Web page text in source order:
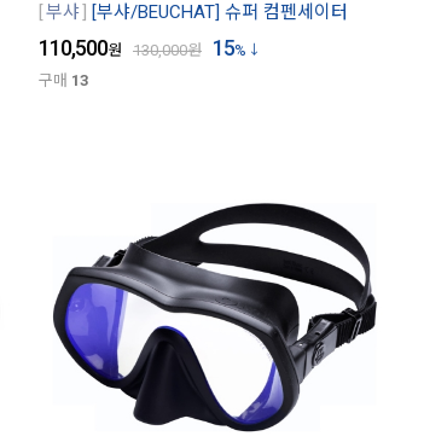
부샤 [부샤/BEUCHAT] 슈퍼 컴펜세이터
110,500원 130,000원 15%
구매 13